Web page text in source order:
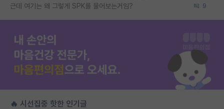
근데 여기는 왜 그렇게 SPK를 물어보는거임? 9
🔥 시선집중 핫한 인기글